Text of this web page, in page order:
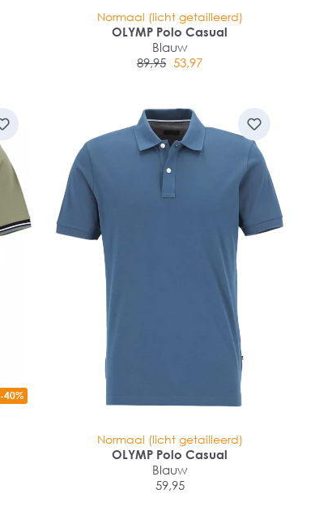
Normaal (licht getailleerd)
OLYMP Polo Casual
Blauw
89,95 53,97
-40%
Normaal (licht getailleerd)
OLYMP Polo Casual
Blauw
59,95